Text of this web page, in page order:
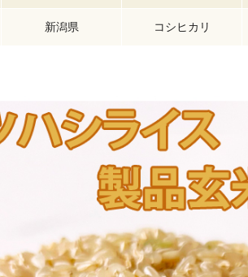
新潟県 コシヒカリ